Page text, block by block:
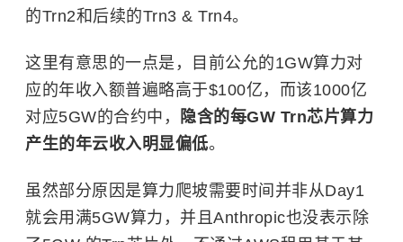
的Trn2和后续的Trn3 & Trn4。
这里有意思的一点是，目前公允的1GW算力对
应的年收入额普遍略高于$100亿，而该1000亿
对应5GW的合约中，
隐含的每GW Trn芯片算力
产生的年云收入明显偏低。
虽然部分原因是算力爬坡需要时间并非从Day1
就会用满5GW算力，并且Anthropic也没表示除